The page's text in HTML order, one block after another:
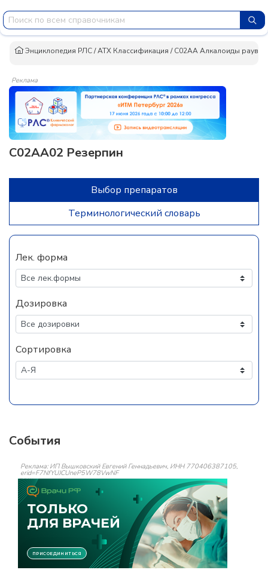
Энциклопедия РЛС/АТХ Классификация /C02AA Алкалоиды
Реклама
C02AA02 Резерпин
Выбор препаратов
Терминологический словарь
Лек. форма
Дозировка
Сортировка
События
Реклама: ИП Вышковский Евгений Геннадьевич, ИНН 770406387105,
erid=F7NfYUJCUneP5W78VwNF